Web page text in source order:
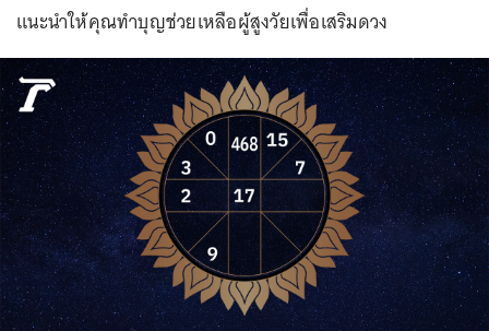
แนะนำให้คุณทำบุญช่วยเหลือผู้สูงวัยเพื่อเสริมดวง